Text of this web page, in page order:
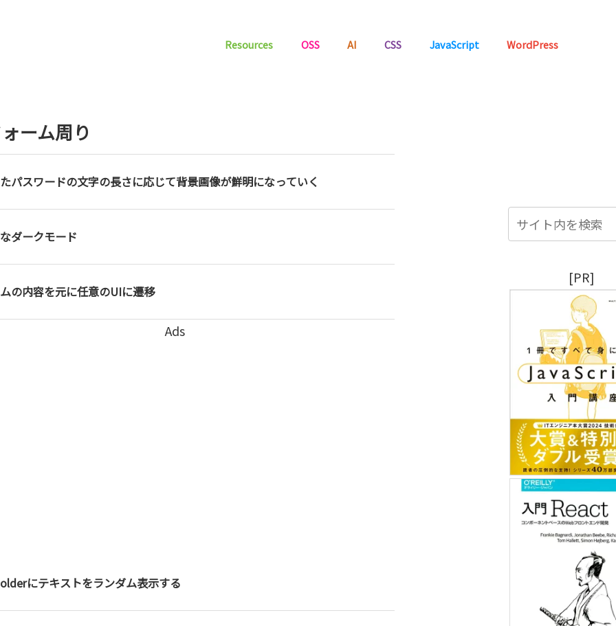
Resources OSS AI CSS JavaScript WordPress
[PR]
ーム周り
パスワードの文字の長さに応じて背景画像が鮮明になっていく
ダークモード
の内容を元に任意のUIに遷移
Ads
にテキストをランダム表示する